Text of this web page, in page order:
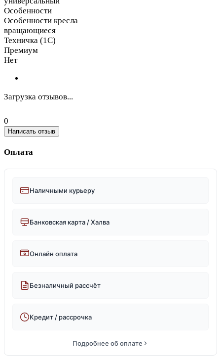
Особенности
Особенности кресла
вращающиеся
Техничка (1С)
Премиум
Нет
Загрузка отзывов...
0
Написать отзыв
Оплата
Наличными курьеру
Банковская карта / Халва
Онлайн оплата
Безналичный рассчёт
Кредит / рассрочка
Подробнее об оплате